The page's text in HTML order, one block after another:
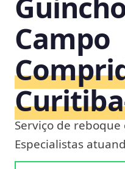
Campo
Serviço de reboque
Especialistas